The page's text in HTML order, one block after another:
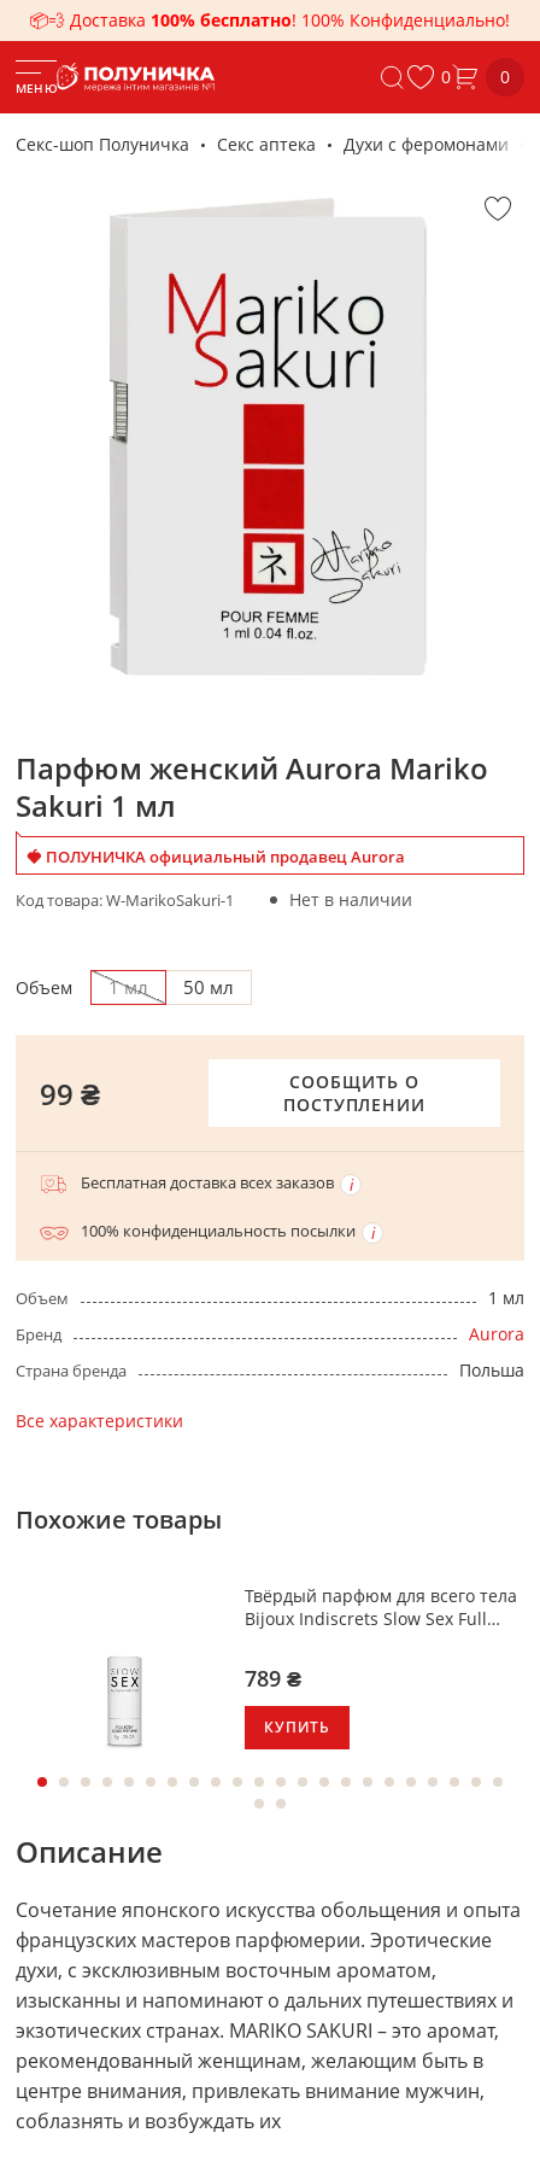
📦💨 Доставка 100% бесплатно! 100% Конфиденциально!
МЕНЮ 0 0
Секс-шоп Полуничка Секс аптека Духи с феромонами
Парфюм женский Aurora Mariko
Sakuri 1 мл
🍓 ПОЛУНИЧКА официальный продавец Aurora
Код товара:W-MarikoSakuri-1 Нет в наличии
Объем 1 мл 50 мл
СООБЩИТЬ О
ПОСТУПЛЕНИИ
99 ₴
Бесплатная доставка всех заказов
100% конфиденциальность посылки
Объем 1 мл
Бренд Aurora
Страна бренда Польша
Все характеристики
Похожие товары
Твёрдый парфюм для всего тела
Bijoux Indiscrets Slow Sex Full
789 ₴
КУПИТЬ
Описание
Сочетание японского искусства обольщения и опыта
французских мастеров парфюмерии. Эротические
духи, с эксклюзивным восточным ароматом,
изысканны и напоминают о дальних путешествиях и
экзотических странах. MARIKO SAKURI – это аромат,
рекомендованный женщинам, желающим быть в
центре внимания, привлекать внимание мужчин,
соблазнять и возбуждать их